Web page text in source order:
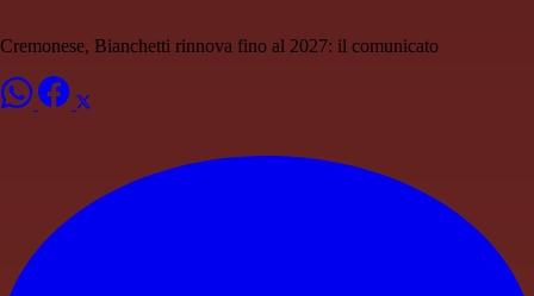
Cremonese, Bianchetti rinnova fino al 2027: il comunicato